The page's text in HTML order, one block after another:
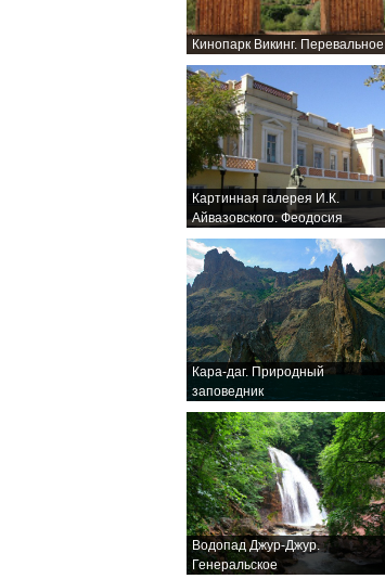
Кинопарк Викинг. Перевальное
Картинная галерея И.К.
Айвазовского. Феодосия
Кара-даг. Природный
заповедник
Водопад Джур-Джур.
Генеральское